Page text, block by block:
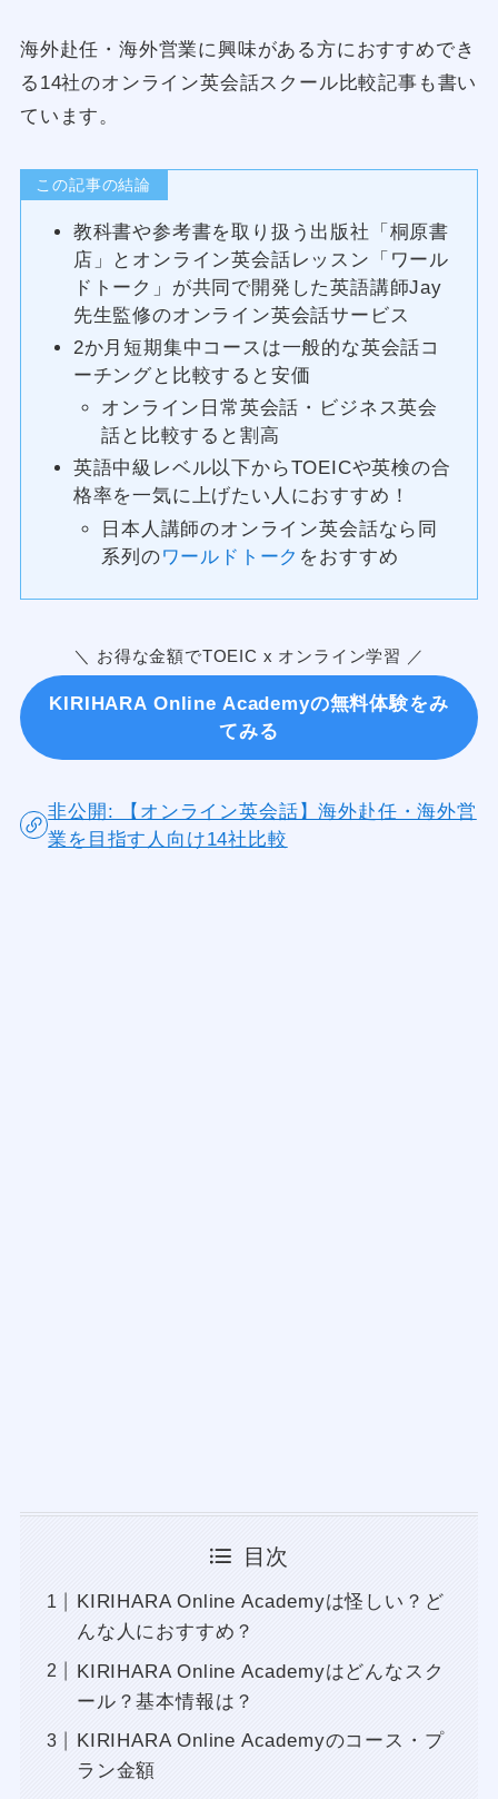
海外赴任・海外営業に興味がある方におすすめでき
る14社のオンライン英会話スクール比較記事も書い
ています。
この記事の結論
教科書や参考書を取り扱う出版社「桐原書
店」とオンライン英会話レッスン「ワール
ドトーク」が共同で開発した英語講師Jay
先生監修のオンライン英会話サービス
2か月短期集中コースは一般的な英会話コ
ーチングと比較すると安価
オンライン日常英会話・ビジネス英会
話と比較すると割高
英語中級レベル以下からTOEICや英検の合
格率を一気に上げたい人におすすめ！
日本人講師のオンライン英会話なら同
系列のワールドトーク をおすすめ
＼ お得な金額でTOEIC x オンライン学習 ／
KIRIHARA Online Academyの無料体験をみ
てみる
非公開: 【オンライン英会話】海外赴任・海外営
業を目指す人向け14社比較
目次
KIRIHARA Online Academyは怪しい？ど
んな人におすすめ？
KIRIHARA Online Academyはどんなスク
ール？基本情報は？
KIRIHARA Online Academyのコース・プ
ラン金額